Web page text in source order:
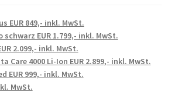
EUR 849,- inkl. MwSt.
schwarz EUR 1.799,- inkl. MwSt.
2.099,- inkl. MwSt.
Care 4000 Li-Ion EUR 2.899,- inkl. MwSt.
EUR 999,- inkl. MwSt.
MwSt.